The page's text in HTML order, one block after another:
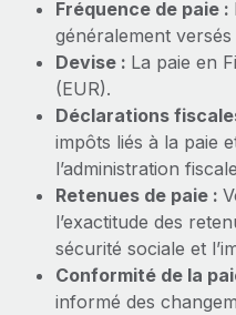
Fréquence de paie :
généralement
Devise : La paie en
(EUR).
Déclarations
impôts liés à la paie
l’administration
Retenues de paie :
l’exactitude des
sécurité sociale et
Conformité de la
informé des